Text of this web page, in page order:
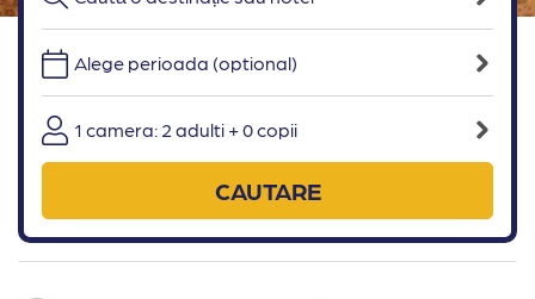
Alege perioada (optional)
1 camera: 2 adulti + 0 copii
CAUTARE